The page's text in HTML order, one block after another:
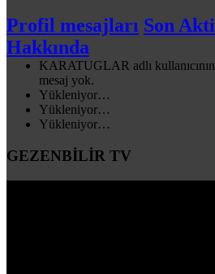
Profil mesajları Son
Hakkında
KARATUGLAR adlı
mesaj yok.
Yükleniyor…
Yükleniyor…
Yükleniyor…
GEZENBİLİR TV